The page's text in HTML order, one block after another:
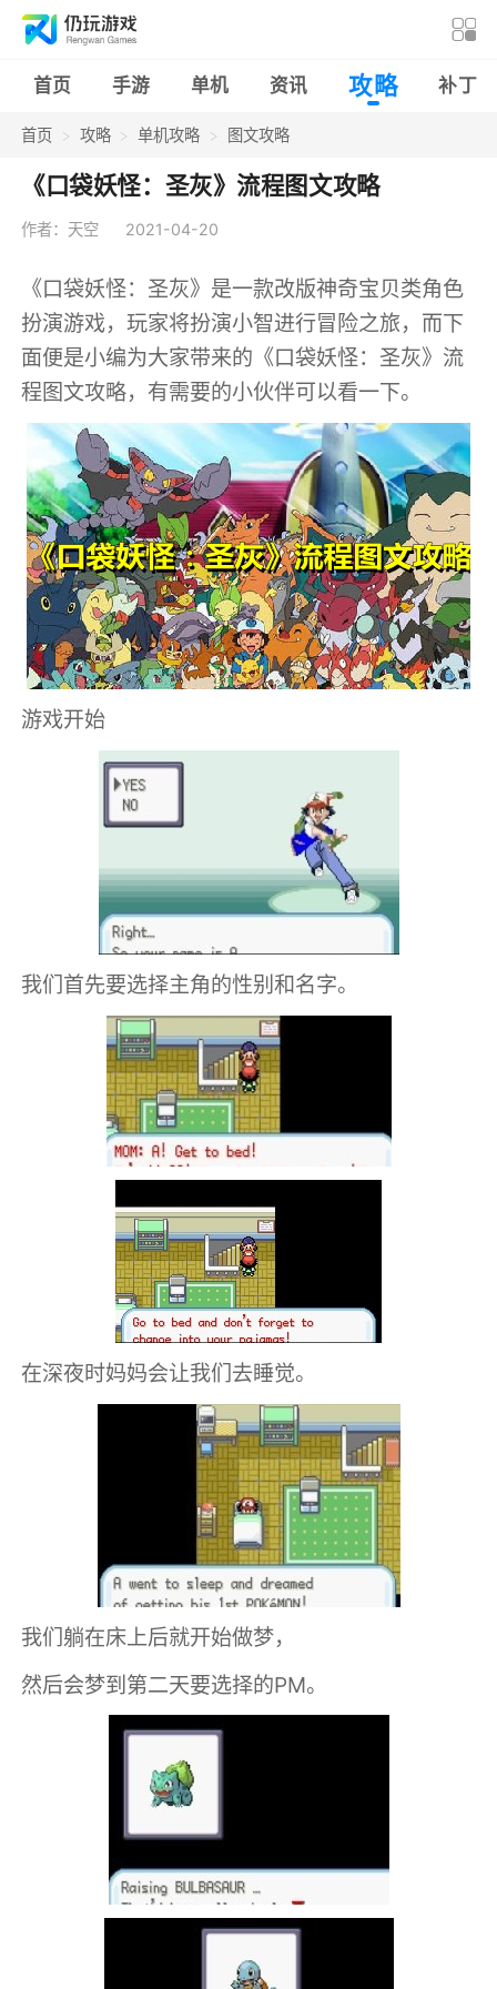
首页 手游 单机 资讯 攻略 补丁
首页 攻略 单机攻略 图文攻略
《口袋妖怪：圣灰》流程图文攻略
作者：天空 2021-04-20
《口袋妖怪：圣灰》是一款改版神奇宝贝类角色
扮演游戏，玩家将扮演小智进行冒险之旅，而下
面便是小编为大家带来的《口袋妖怪：圣灰》流
程图文攻略，有需要的小伙伴可以看一下。
游戏开始
我们首先要选择主角的性别和名字。
在深夜时妈妈会让我们去睡觉。
我们躺在床上后就开始做梦，
然后会梦到第二天要选择的PM。